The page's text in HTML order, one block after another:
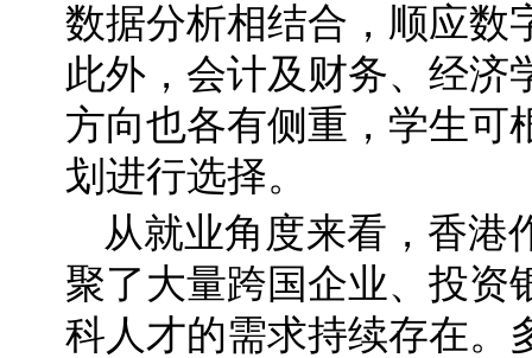
数据分析相结合，顺应数
此外，会计及财务、经济
方向也各有侧重，学生可
划进行选择。
从就业角度来看，香港
聚了大量跨国企业、投资
科人才的需求持续存在。